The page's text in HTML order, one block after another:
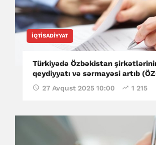
İQTISADIYYAT
Türkiyədə Özbəkistan
qeydiyyatı və sərmayəsi artıb
27 Avqust 2025 10:00 1 215